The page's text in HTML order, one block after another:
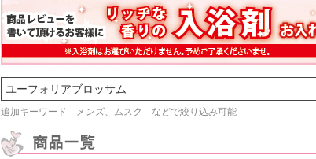
検索
追加キーワード メンズ、ムスク などで絞り込み可能
しらすさん
商品が早く届いたのでよか
ったです。また利用させて
MMさん
好きな香水を、いろいろ少
量試せるところが魅力でし
気持ちよ